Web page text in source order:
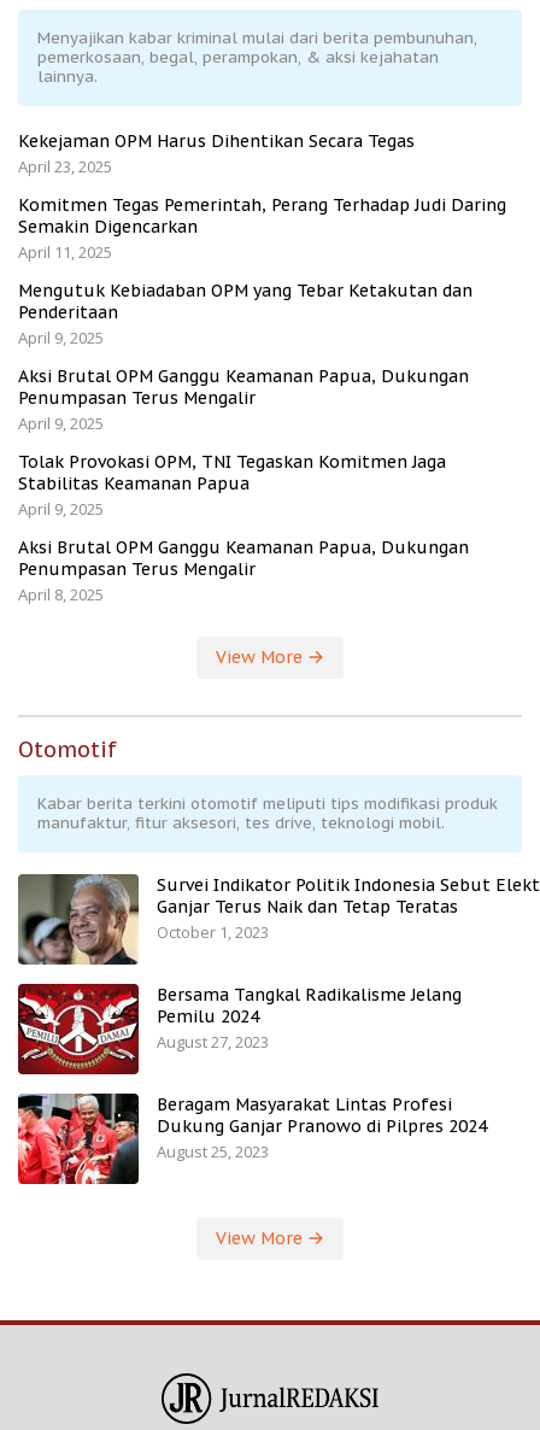
Menyajikan kabar kriminal mulai dari berita pembunuhan,
pemerkosaan, begal, perampokan, & aksi kejahatan
lainnya.
Kekejaman OPM Harus Dihentikan Secara Tegas
April 23, 2025
Komitmen Tegas Pemerintah, Perang Terhadap Judi Daring
Semakin Digencarkan
April 11, 2025
Mengutuk Kebiadaban OPM yang Tebar Ketakutan dan
Penderitaan
April 9, 2025
Aksi Brutal OPM Ganggu Keamanan Papua, Dukungan
Penumpasan Terus Mengalir
April 9, 2025
Tolak Provokasi OPM, TNI Tegaskan Komitmen Jaga
Stabilitas Keamanan Papua
April 9, 2025
Aksi Brutal OPM Ganggu Keamanan Papua, Dukungan
Penumpasan Terus Mengalir
April 8, 2025
View More
Otomotif
Kabar berita terkini otomotif meliputi tips modifikasi produk
manufaktur, fitur aksesori, tes drive, teknologi mobil.
Survei Indikator Politik Indonesia Sebut
Ganjar Terus Naik dan Tetap Teratas
October 1, 2023
Bersama Tangkal Radikalisme Jelang
Pemilu 2024
August 27, 2023
Beragam Masyarakat Lintas Profesi
Dukung Ganjar Pranowo di Pilpres 2024
August 25, 2023
View More